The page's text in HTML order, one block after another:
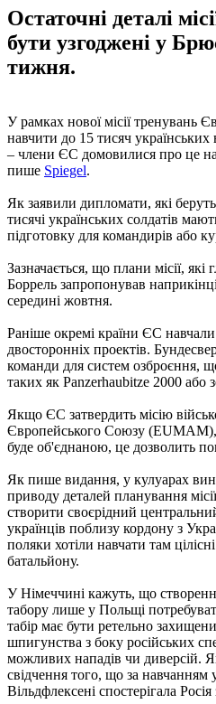
Остаточні деталі
бути узгоджені у
тижня.
У рамках нової місії тренувань
навчити до 15 тисяч українських
– члени ЄС домовилися про це
пише Spiegel.
Як заявили дипломати, які
тисячі українських солдатів
підготовку для командирів або
Зазначається, що плани місії,
Боррель запропонував
середині жовтня.
Раніше окремі країни ЄС
двосторонніх проектів.
команди для систем озброєння,
таких як Panzerhaubitze 2000 або
Якщо ЄС затвердить місію
Європейського Союзу (EUMAM),
буде об'єднаною, це дозволить
Як пише видання, у кулуарах
приводу деталей планування
створити своєрідний
українців поблизу кордону з
поляки хотіли навчати там
батальйону.
У Німеччині кажуть, що
табору лише у Польщі
табір має бути ретельно
шпигунства з боку російських
можливих нападів чи диверсій.
свідчення того, що за навчанням
Вільдфлексені спостерігала